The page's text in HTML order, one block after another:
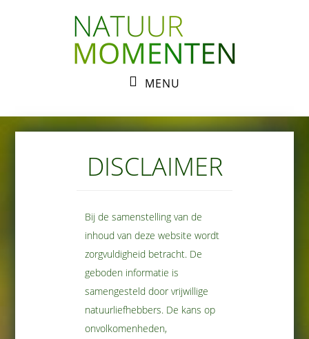
MENU
DISCLAIMER
Bij de samenstelling van de
inhoud van deze website wordt
zorgvuldigheid betracht. De
geboden informatie is
samengesteld door vrijwillige
natuurliefhebbers. De kans op
onvolkomenheden,